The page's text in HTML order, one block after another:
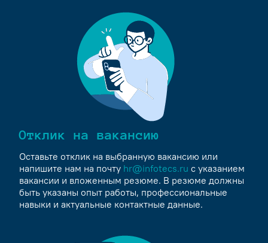
Отклик на вакансию
Оставьте отклик на выбранную вакансию или
напишите нам на почту hr@infotecs.ru с указанием
вакансии и вложенным резюме. В резюме должны
быть указаны опыт работы, профессиональные
навыки и актуальные контактные данные.